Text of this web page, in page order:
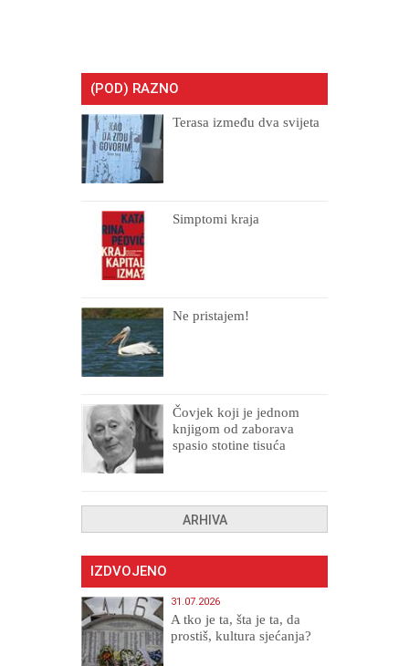
(POD) RAZNO
Terasa između dva svijeta
Simptomi kraja
Ne pristajem!
Čovjek koji je jednom
knjigom od zaborava
spasio stotine tisuća
ARHIVA
IZDVOJENO
31.07.2026
A tko je ta, šta je ta, da
prostiš, kultura sjećanja?